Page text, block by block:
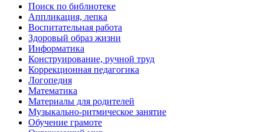
Поиск по библиотеке
Аппликация, лепка
Воспитательная работа
Здоровый образ жизни
Информатика
Конструирование, ручной труд
Коррекционная педагогика
Логопедия
Математика
Материалы для родителей
Музыкально-ритмическое занятие
Обучение грамоте